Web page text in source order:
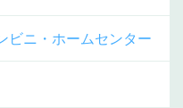
ビニ・ホームセンター